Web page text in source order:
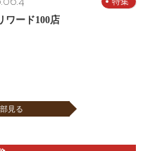
ワード100店
見る